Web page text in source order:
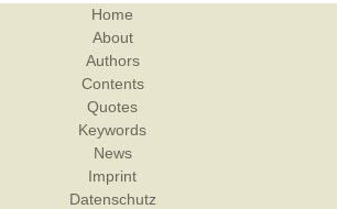
Home
About
Authors
Contents
Quotes
Keywords
News
Imprint
Datenschutz